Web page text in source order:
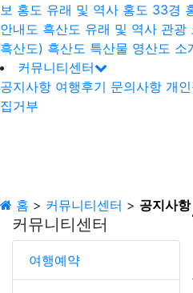
보 홍도 유래 및 역사 홍도 33경
안내도 흑산도 유래 및 역사 관광
흑산도) 흑산도 특산물 영산도 소
커뮤니티센터
공지사항 여행후기 문의사항 개
집거부
홈 > 커뮤니티센터 > 공지사항
커뮤니티센터
여행예약